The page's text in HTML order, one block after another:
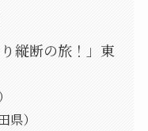
縦断の旅！」東
）